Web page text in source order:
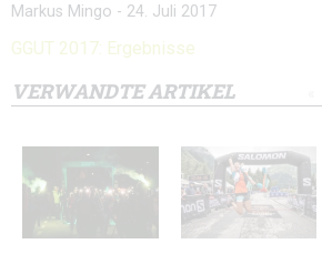
Markus Mingo - 24. Juli 2017
GGUT 2017: Ergebnisse
VERWANDTE ARTIKEL